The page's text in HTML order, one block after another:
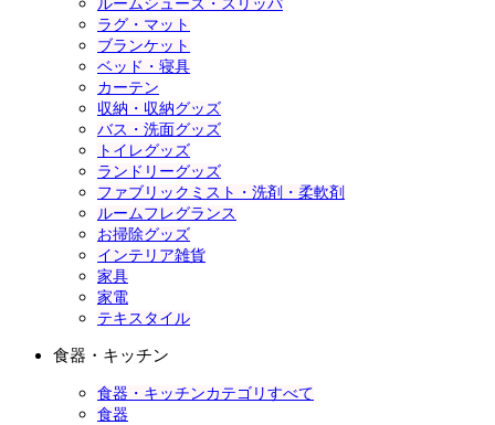
ルームシューズ・スリッパ
ラグ・マット
ブランケット
ベッド・寝具
カーテン
収納・収納グッズ
バス・洗面グッズ
トイレグッズ
ランドリーグッズ
ファブリックミスト・洗剤・柔軟剤
ルームフレグランス
お掃除グッズ
インテリア雑貨
家具
家電
テキスタイル
食器・キッチン
食器・キッチンカテゴリすべて
食器